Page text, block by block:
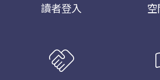
讀者登入
handshake